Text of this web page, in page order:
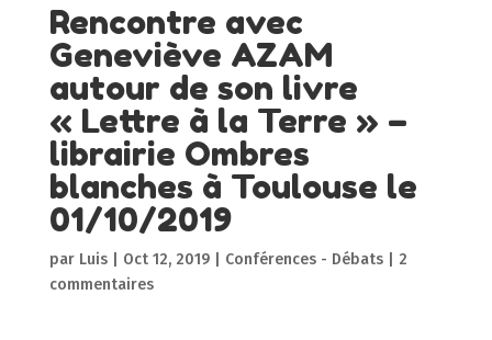
Rencontre avec
Geneviève AZAM
autour de son livre
« Lettre à la Terre » –
librairie Ombres
blanches à Toulouse le
01/10/2019
par Luis| Oct 12, 2019| Conférences - Débats| 2
commentaires